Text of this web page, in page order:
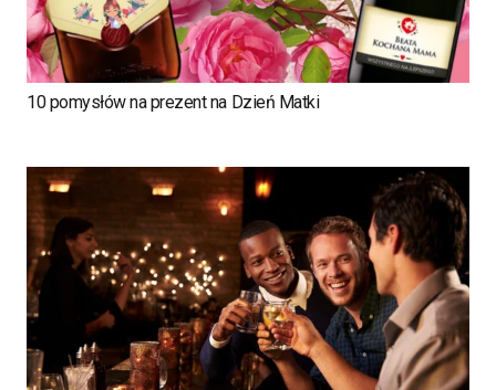
10 pomysłów na prezent na Dzień Matki